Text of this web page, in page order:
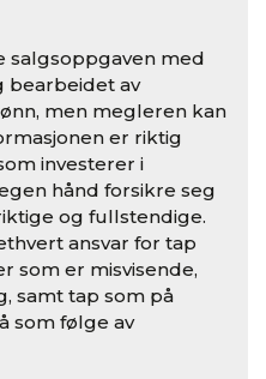
salgsoppgaven med
av
men megleren kan
er riktig
investerer i
hånd forsikre seg
og fullstendige.
ansvar for tap
som er misvisende,
samt tap som på
som følge av